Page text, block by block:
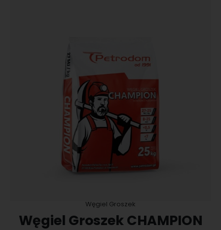
Węgiel Groszek
Węgiel Groszek CHAMPION